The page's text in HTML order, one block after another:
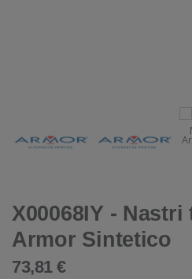
X00068IY -
Armor Sintetico
73,81 €